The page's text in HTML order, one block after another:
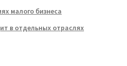
малого бизнеса
в отдельных отраслях